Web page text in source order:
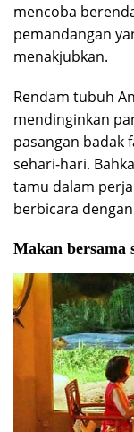
mencoba
pemandangan
menakjubkan.
Rendam tubuh
mendinginkan
pasangan badak
sehari-hari.
tamu dalam
berbicara
Makan bersama